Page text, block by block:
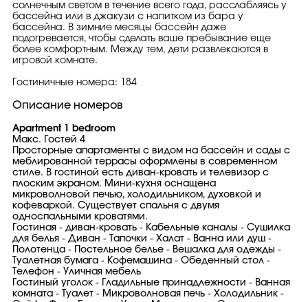
солнечным светом в течение всего года, расслабляясь у
бассейна или в джакузи с напитком из бара у
бассейна. В зимние месяцы бассейн даже
подогревается, чтобы сделать ваше пребывание еще
более комфортным. Между тем, дети развлекаются в
игровой комнате.
Гостиничные номера: 184
Описание номеров
Apartment 1 bedroom
Макс. Гостей 4
Просторные апартаменты с видом на бассейн и сады с
меблированной террасы оформлены в современном
стиле. В гостиной есть диван-кровать и телевизор с
плоским экраном. Мини-кухня оснащена
микроволновой печью, холодильником, духовкой и
кофеваркой. Существует спальня с двумя
односпальными кроватями.
Гостиная - диван-кровать - Кабельные каналы - Сушилка
для белья - Диван - Тапочки - Халат - Ванна или душ -
Полотенца - Постельное белье - Вешалка для одежды -
Туалетная бумага - Кофемашина - Обеденный стол -
Телефон - Уличная мебель
Гостиный уголок - Гладильные принадлежности - Ванная
комната - Туалет - Микроволновая печь - Холодильник -